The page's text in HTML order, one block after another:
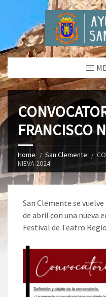
FRANCISCO
Home San Clemente
NIEVA 2024
San Clemente se
de abril con una nueva
Festival de Teatro